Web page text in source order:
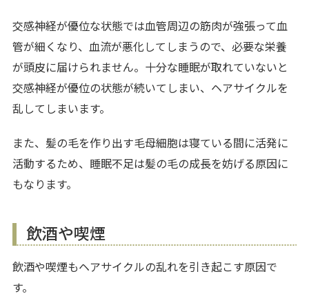
交感神経が優位な状態では血管周辺の筋肉が強張って血
管が細くなり、血流が悪化してしまうので、必要な栄養
が頭皮に届けられません。十分な睡眠が取れていないと
交感神経が優位の状態が続いてしまい、ヘアサイクルを
乱してしまいます。
また、髪の毛を作り出す毛母細胞は寝ている間に活発に
活動するため、睡眠不足は髪の毛の成長を妨げる原因に
もなります。
飲酒や喫煙
飲酒や喫煙もヘアサイクルの乱れを引き起こす原因で
す。